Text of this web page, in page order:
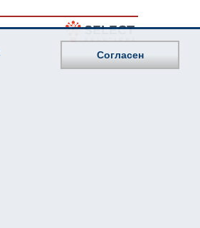
Согласен